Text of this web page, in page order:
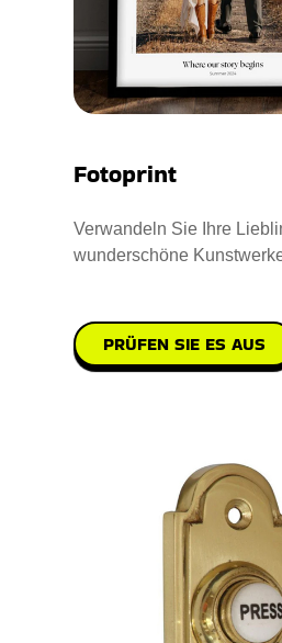
Fotoprint
Verwandeln Sie Ihre
wunderschöne
PRÜFEN SIE ES AUS